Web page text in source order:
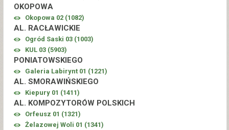
OKOPOWA
Okopowa 02 (1082)
AL. RACŁAWICKIE
Ogród Saski 03 (1003)
KUL 03 (5903)
PONIATOWSKIEGO
Galeria Labirynt 01 (1221)
AL. SMORAWIŃSKIEGO
Kiepury 01 (1411)
AL. KOMPOZYTORÓW POLSKICH
Orfeusz 01 (1321)
Żelazowej Woli 01 (1341)